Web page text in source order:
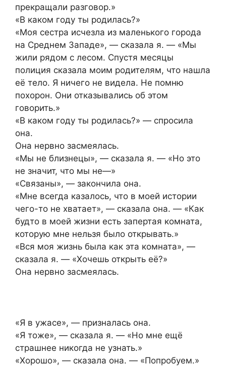
прекращали разговор.»
«В каком году ты родилась?»
«Моя сестра исчезла из маленького города
на Среднем Западе», — сказала я. — «Мы
жили рядом с лесом. Спустя месяцы
полиция сказала моим родителям, что нашла
её тело. Я ничего не видела. Не помню
похорон. Они отказывались об этом
говорить.»
«В каком году ты родилась?» — спросила
она.
Она нервно засмеялась.
«Мы не близнецы», — сказала я. — «Но это
не значит, что мы не—»
«Связаны», — закончила она.
«Мне всегда казалось, что в моей истории
чего-то не хватает», — сказала она. — «Как
будто в моей жизни есть запертая комната,
которую мне нельзя было открывать.»
«Вся моя жизнь была как эта комната», —
сказала я. — «Хочешь открыть её?»
Она нервно засмеялась.
«Я в ужасе», — призналась она.
«Я тоже», — сказала я. — «Но мне ещё
страшнее никогда не узнать.»
«Хорошо», — сказала она. — «Попробуем.»